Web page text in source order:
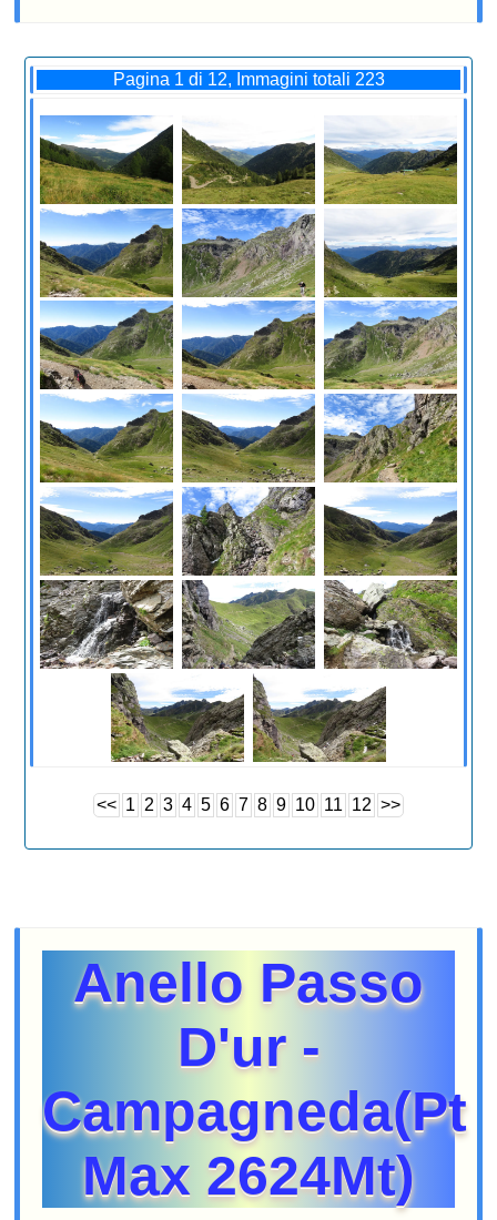
Pagina 1 di 12, Immagini totali 223
<< 1 2 3 4 5 6 7 8 9 10 11 12 >>
Anello Passo
D'ur -
Campagneda(Pt
Max 2624Mt)